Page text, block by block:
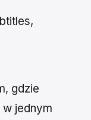
gdzie
w jednym